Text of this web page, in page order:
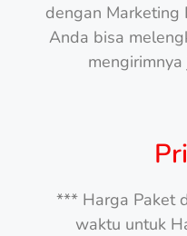
dengan Marketing
Anda bisa
*** Harga Paket
waktu untuk